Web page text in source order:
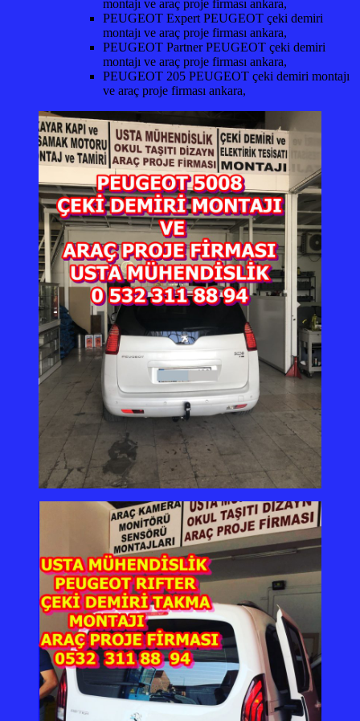
montajı ve araç proje firması ankara,
PEUGEOT Expert PEUGEOT çeki demiri
montajı ve araç proje firması ankara,
PEUGEOT Partner PEUGEOT çeki demiri
montajı ve araç proje firması ankara,
PEUGEOT 205 PEUGEOT çeki demiri montajı
ve araç proje firması ankara,